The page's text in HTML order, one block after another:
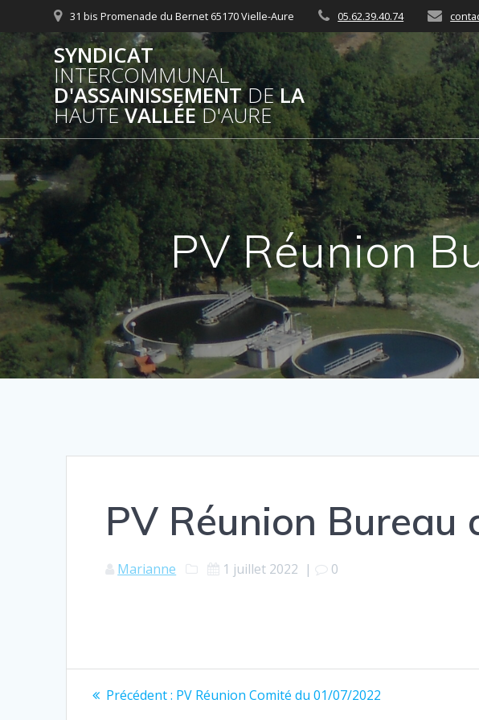
au
contenu
31 bis Promenade du Bernet 65170 Vielle-Aure 05.62.39.40.74
SYNDICAT
INTERCOMMUNAL
D'ASSAINISSEMENTDELA
HAUTE VALLÉED'AURE
PV Réunion
PV Réunion Bureau
Marianne 1 juillet 2022 | 0
Navigation
Précédent : Article
PV Réunion Comité du 01/07/2022